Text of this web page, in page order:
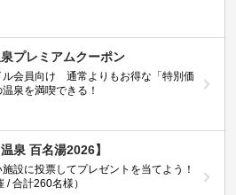
プレミアムクーポン
ル会員向け 通常よりもお得な「特別価
泉を満喫できる！
泉 百名湯2026】
設に投票してプレゼントを当てよう！
/ 合計260名様）